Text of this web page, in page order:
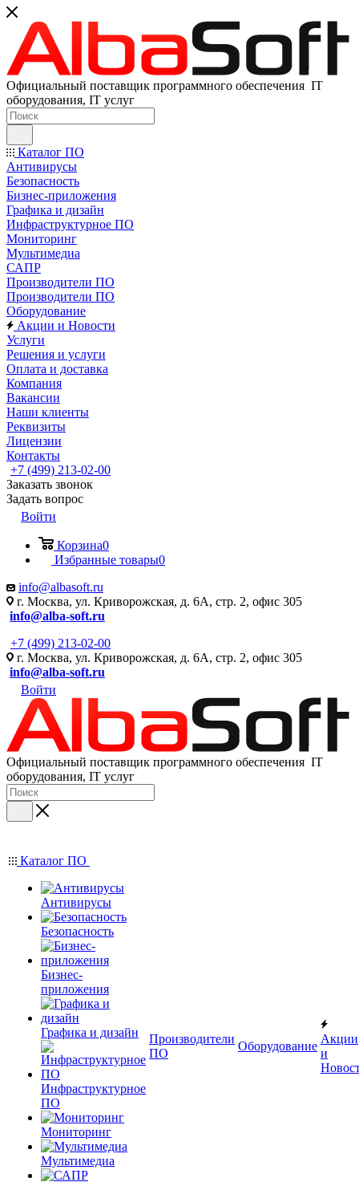
Официальный поставщик программного обеспечения IT
оборудования, IT услуг
Каталог ПО
Антивирусы
Безопасность
Бизнес-приложения
Графика и дизайн
Инфраструктурное ПО
Мониторинг
Мультимедиа
САПР
Производители ПО
Производители ПО
Оборудование
Акции и Новости
Услуги
Решения и услуги
Оплата и доставка
Компания
Вакансии
Наши клиенты
Реквизиты
Лицензии
Контакты
+7 (499) 213-02-00
Заказать звонок
Задать вопрос
Войти
Корзина0
Избранные товары0
info@albasoft.ru
г. Москва, ул. Криворожская, д. 6А, стр. 2, офис 305
info@alba-soft.ru
+7 (499) 213-02-00
г. Москва, ул. Криворожская, д. 6А, стр. 2, офис 305
info@alba-soft.ru
Войти
Официальный поставщик программного обеспечения IT
оборудования, IT услуг
Каталог ПО
Антивирусы
Безопасность
Бизнес-
приложения
Графика и дизайн
Инфраструктурное
ПО
Мониторинг
Мультимедиа
Производители
ПО
Оборудование
Акции
и